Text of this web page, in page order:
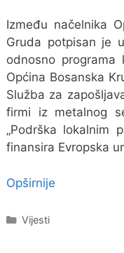
Između načelnika
Gruda potpisan je
odnosno programa
Općina Bosanska
Služba za
firmi iz metalnog
„Podrška lokalnim
finansira Evropska
Opširnije
Kategorije
Vijesti